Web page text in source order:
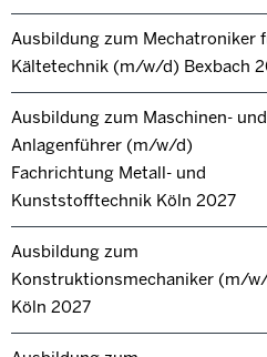
Ausbildung zum Mechatroniker
Kältetechnik (m/w/d) Bexbach
Ausbildung zum Maschinen- und
Anlagenführer (m/w/d)
Fachrichtung Metall- und
Kunststofftechnik Köln 2027
Ausbildung zum
Konstruktionsmechaniker (m/
Köln 2027